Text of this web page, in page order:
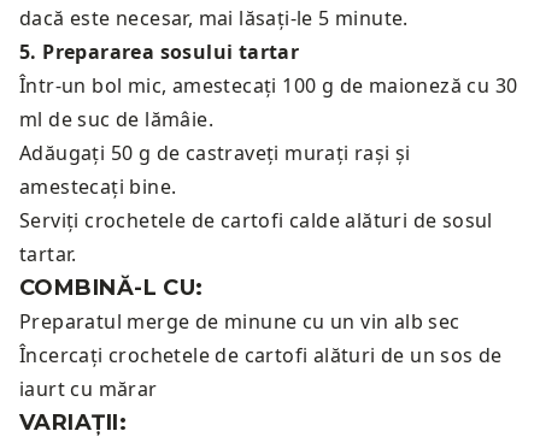
dacă este necesar, mai lăsați-le 5 minute.
5. Prepararea sosului tartar
Într-un bol mic, amestecați 100 g de maioneză cu 30
ml de suc de lămâie.
Adăugați 50 g de castraveți murați rași și
amestecați bine.
Serviți crochetele de cartofi calde alături de sosul
tartar.
COMBINĂ-L CU:
Preparatul merge de minune cu un vin alb sec
Încercați crochetele de cartofi alături de un sos de
iaurt cu mărar
VARIAȚII: